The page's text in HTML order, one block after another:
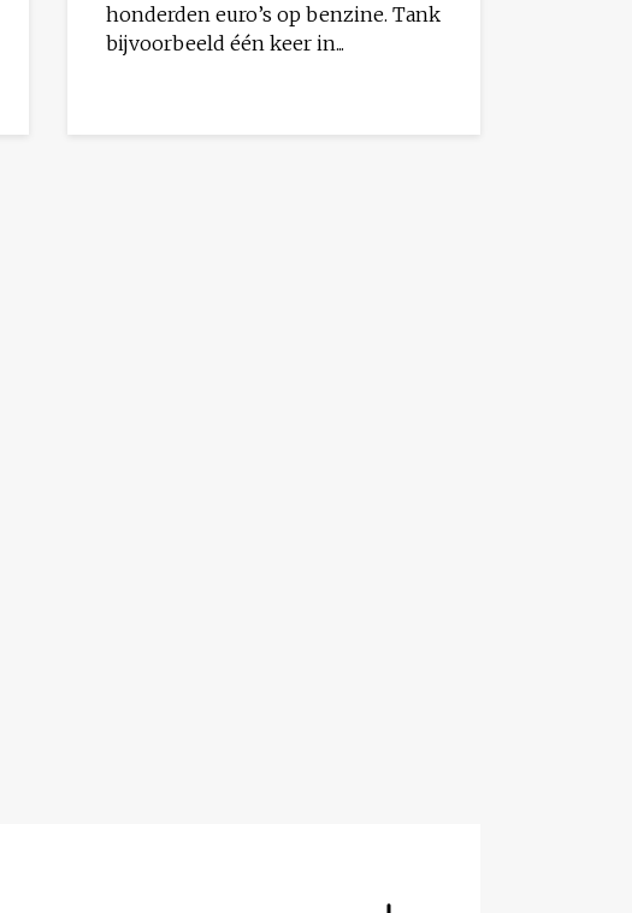
honderden euro’s op benzine. Tank
bijvoorbeeld één keer in...